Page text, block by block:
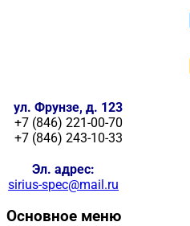
ул. Фрунзе, д. 123
+7 (846) 221-00-70
+7 (846) 243-10-33
Эл. адрес:
sirius-spec@mail.ru
Основное меню